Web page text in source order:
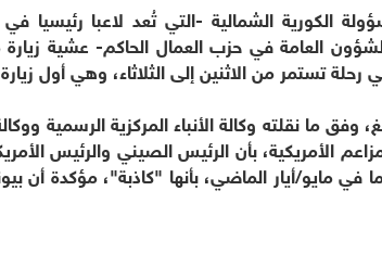
الكورية الشمالية -التي تُعد لاعبا رئيسيا
العامة في حزب العمال الحاكم- عشية
تستمر من الاثنين إلى الثلاثاء، وهي أول زيارة له
ما نقلته وكالة الأنباء المركزية الرسمية
الأمريكية، بأن الرئيس الصيني والرئيس
في مايو/أيار الماضي، بأنها "كاذبة"، مؤكدة أن